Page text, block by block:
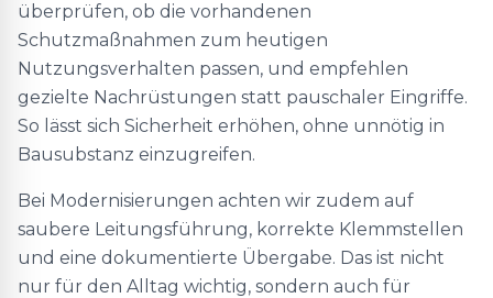
überprüfen, ob die vorhandenen
Schutzmaßnahmen zum heutigen
Nutzungsverhalten passen, und empfehlen
gezielte Nachrüstungen statt pauschaler Eingriffe.
So lässt sich Sicherheit erhöhen, ohne unnötig in
Bausubstanz einzugreifen.
Bei Modernisierungen achten wir zudem auf
saubere Leitungsführung, korrekte Klemmstellen
und eine dokumentierte Übergabe. Das ist nicht
nur für den Alltag wichtig, sondern auch für